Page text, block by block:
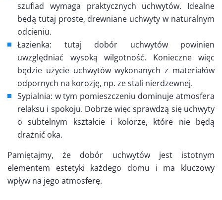
szuflad wymaga praktycznych uchwytów. Idealne
będą tutaj proste, drewniane uchwyty w naturalnym
odcieniu.
Łazienka: tutaj dobór uchwytów powinien
uwzględniać wysoką wilgotność. Konieczne więc
będzie użycie uchwytów wykonanych z materiałów
odpornych na korozję, np. ze stali nierdzewnej.
Sypialnia: w tym pomieszczeniu dominuje atmosfera
relaksu i spokoju. Dobrze więc sprawdzą się uchwyty
o subtelnym kształcie i kolorze, które nie będą
drażnić oka.
Pamiętajmy, że dobór uchwytów jest istotnym
elementem estetyki każdego domu i ma kluczowy
wpływ na jego atmosferę.